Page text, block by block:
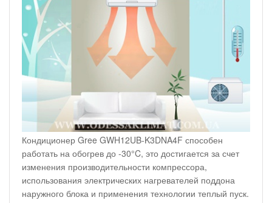
Кондиционер Gree GWH12UB-K3DNA4F способен
работать на обогрев до -30°C, это достигается за счет
изменения производительности компрессора,
использования электрических нагревателей поддона
наружного блока и применения технологии теплый пуск.